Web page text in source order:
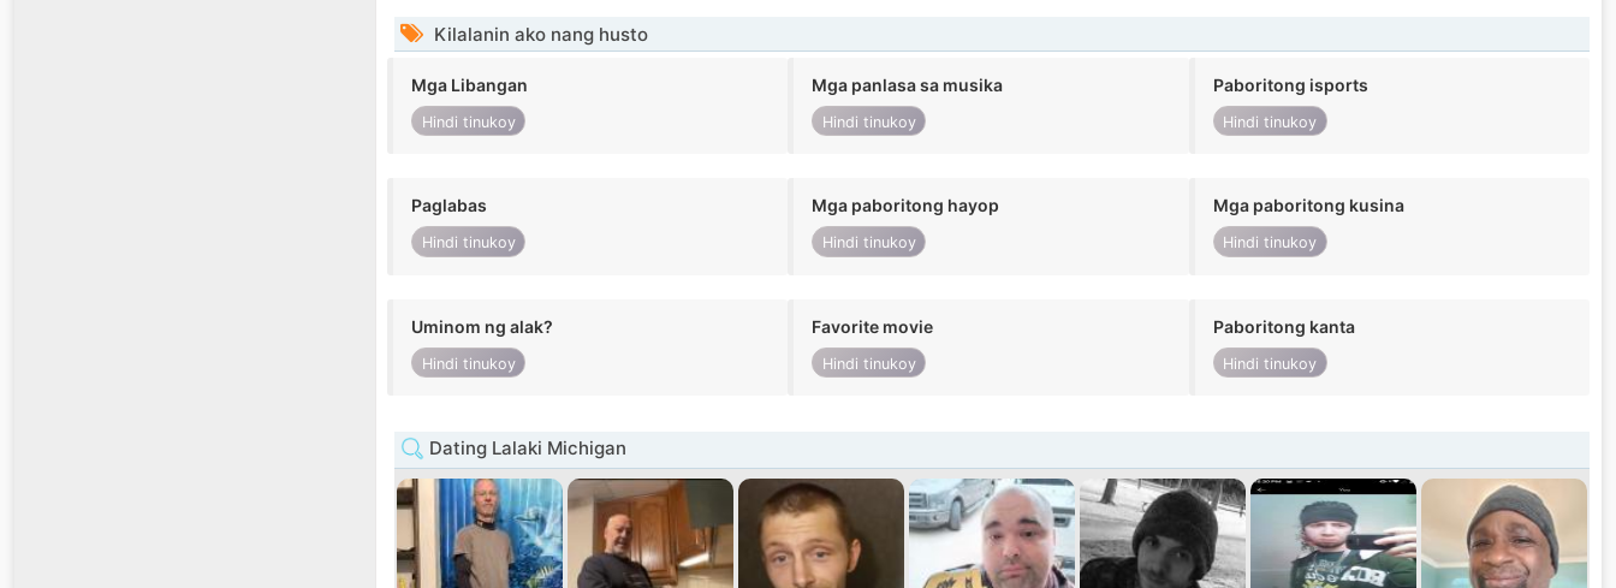
Kilalanin ako nang husto
Mga Libangan
Hindi tinukoy
Mga panlasa sa musika
Hindi tinukoy
Paboritong isports
Hindi tinukoy
Paglabas
Hindi tinukoy
Mga paboritong hayop
Hindi tinukoy
Mga paboritong kusina
Hindi tinukoy
Uminom ng alak?
Hindi tinukoy
Favorite movie
Hindi tinukoy
Paboritong kanta
Hindi tinukoy
Dating Lalaki Michigan